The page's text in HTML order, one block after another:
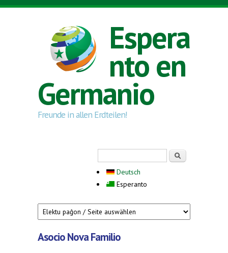
Skip to main content
Espera
nto en
Germanio
Freunde in allen Erdteilen!
Deutsch
Esperanto
Asocio Nova Familio